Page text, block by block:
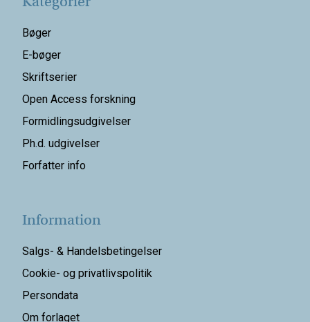
Bøger
E-bøger
Skriftserier
Open Access forskning
Formidlingsudgivelser
Ph.d. udgivelser
Forfatter info
Information
Salgs- & Handelsbetingelser
Cookie- og privatlivspolitik
Persondata
Om forlaget